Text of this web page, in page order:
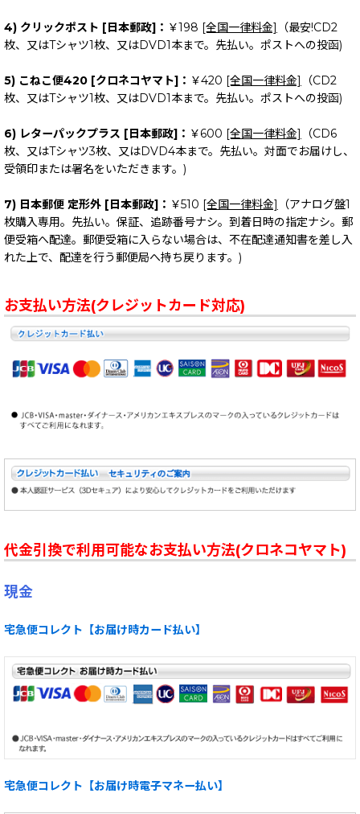
4) クリックポスト [日本郵政]： ￥198 [全国一律料金]
（最安!CD2
枚、又はTシャツ1枚、又はDVD1本まで。先払い。ポストへの投函)
5) こねこ便420 [クロネコヤマト]： ￥420 [全国一律料金]
（CD2
枚、又はTシャツ1枚、又はDVD1本まで。先払い。ポストへの投函)
6) レターパックプラス [日本郵政]： ￥600 [全国一律料金]
（CD6
枚、又はTシャツ3枚、又はDVD4本まで。先払い。対面でお届けし、
受領印または署名をいただきます。)
7) 日本郵便 定形外 [日本郵政]： ￥510 [全国一律料金]
（アナログ盤1
枚購入専用。先払い。保証、追跡番号ナシ。到着日時の指定ナシ。郵
便受箱へ配達。郵便受箱に入らない場合は、不在配達通知書を差し入
れた上で、配達を行う郵便局へ持ち戻ります。)
お支払い方法(クレジットカード対応)
代金引換で利用可能なお支払い方法(クロネコヤマト)
現金
宅急便コレクト【お届け時カード払い】
宅急便コレクト【お届け時電子マネー払い】